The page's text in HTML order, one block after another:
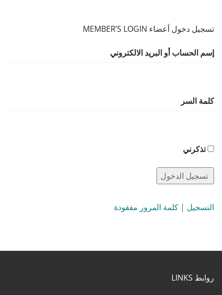
تسجيل دخول أعضاء MEMBER’S LOGIN
إسم الحساب أو البريد الالكتروني
كلمة السر
تذكرني
التسجيل | كلمة المرور مفقودة
روابط LINKS